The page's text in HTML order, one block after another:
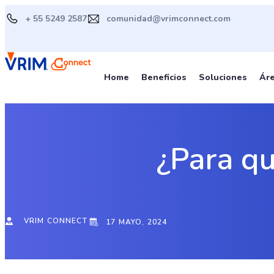
al
+ 55 5249 2587 comunidad@vrimconnect.com
Home Beneficios Soluciones
¿Para
VRIM CONNECT 17 MAYO, 2024